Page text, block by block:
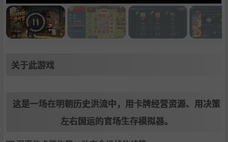
关于此游戏
这是一场在明朝历史洪流中，用卡牌经营资源、用决策
左右国运的官场生存模拟器。